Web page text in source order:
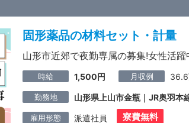
固形薬品の材料セット・計量
山形市近郊で夜勤専属の募集!女性活
時給 1,500円 月収例
勤務地 山形県上山市金瓶｜JR奥羽
雇用形態 派遣社員 寮費無料